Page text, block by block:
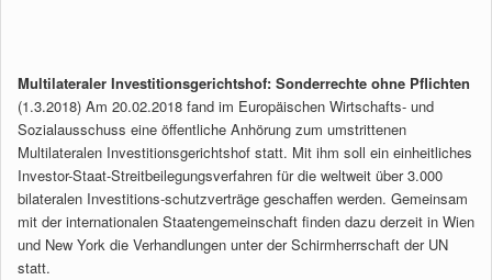
Multilateraler Investitionsgerichtshof: Sonderrechte ohne Pflichten
(1.3.2018) Am 20.02.2018 fand im Europäischen Wirtschafts- und
Sozialausschuss eine öffentliche Anhörung zum umstrittenen
Multilateralen Investitionsgerichtshof statt. Mit ihm soll ein einheitliches
Investor-Staat-Streitbeilegungsverfahren für die weltweit über 3.000
bilateralen Investitions-schutzverträge geschaffen werden. Gemeinsam
mit der internationalen Staatengemeinschaft finden dazu derzeit in Wien
und New York die Verhandlungen unter der Schirmherrschaft der UN
statt.